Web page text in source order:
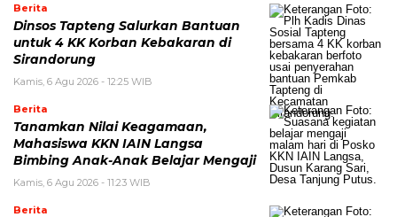
Berita
Dinsos Tapteng Salurkan Bantuan
untuk 4 KK Korban Kebakaran di
Sirandorung
Kamis, 6 Agu 2026 - 12:25 WIB
Berita
Tanamkan Nilai Keagamaan,
Mahasiswa KKN IAIN Langsa
Bimbing Anak-Anak Belajar Mengaji
Kamis, 6 Agu 2026 - 11:23 WIB
Berita